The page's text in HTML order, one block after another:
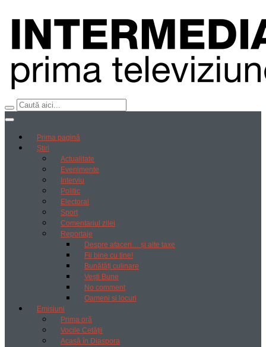
Prima pagină
Știri
Actualitate
Evenimente
Interviu
Politic
Electoral
Sport
Comentariul zilei
Reportaje
Despre afaceri… și alte taxe
Fii bine cu tine!
Bunătăți culinare
Vești Bune
No comment
Oameni si locuri
Emisiuni
Prima oră
Vocile Cetății
Acasă în Diaspora